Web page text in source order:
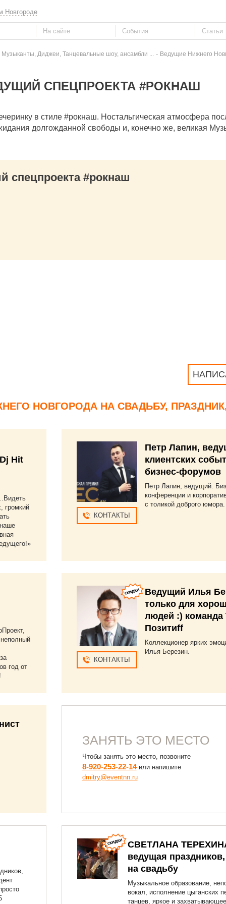
Новгороде
Диджеи, Танцевальные шоу, ансамбли ... - Ведущие Нижнего
СПЕЦПРОЕКТА #РОКНАШ
в стиле #рокнаш. Ностальгическая атмосфера
долгожданной свободы и, конечно же, великая
#рокнаш
НОВГОРОДА НА СВАДЬБУ,
Hit
громкий
КОНТАКТЫ
Петр Лапин,
клиентских
бизнес-форумов
Петр Лапин, ведущий.
конференции и
с толикой доброго юмора.
год от
КОНТАКТЫ
Ведущий Илья
только для
людей :) команда
Позитиff
Коллекционер ярких
Илья Березин.
ЗАНЯТЬ ЭТО МЕСТО
Чтобы занять это место, позвоните
8-920-253-22-14или напишите
dmitry@eventnn.ru
СВЕТЛАНА
ведущая
на свадьбу
Музыкальное образование,
вокал, исполнение цыганских
танцев, яркое и захватывающее